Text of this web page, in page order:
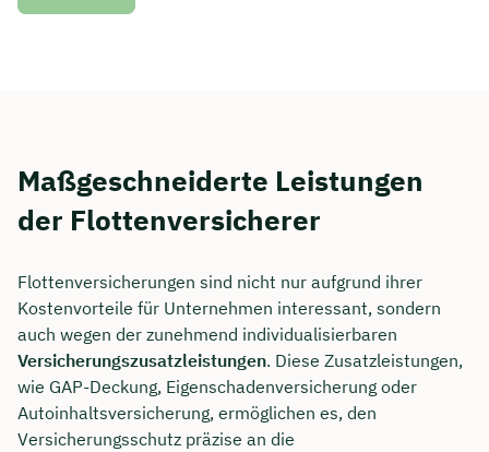
Maßgeschneiderte Leistungen
der Flottenversicherer
Flottenversicherungen sind nicht nur aufgrund ihrer
Kostenvorteile für Unternehmen interessant, sondern
auch wegen der zunehmend individualisierbaren
Versicherungszusatzleistungen. Diese Zusatzleistungen,
wie GAP-Deckung, Eigenschadenversicherung oder
Autoinhaltsversicherung, ermöglichen es, den
Versicherungsschutz präzise an die